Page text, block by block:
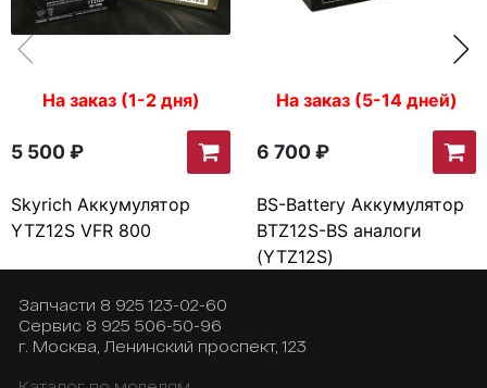
На заказ (1-2 дня)
5 500 ₽
Skyrich Аккумулятор
YTZ12S VFR 800
На заказ (5-14 дней)
6 700 ₽
BS-Battery Аккумулятор
BTZ12S-BS аналоги
(YTZ12S)
Запчасти 8 925 123-02-60
Сервис 8 925 506-50-96
г. Москва, Ленинский проспект, 123